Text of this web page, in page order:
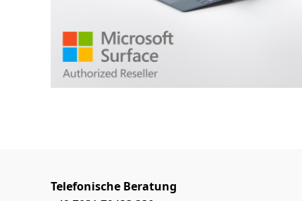
Telefonische Beratung